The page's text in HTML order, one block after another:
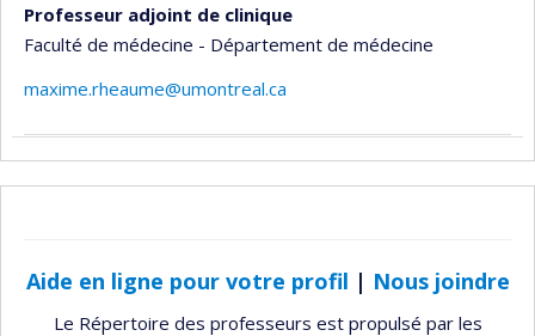
Professeur adjoint de clinique
Faculté de médecine - Département de médecine
maxime.rheaume@umontreal.ca
Aide en ligne pour votre profil | Nous joindre
Le Répertoire des professeurs est propulsé par les